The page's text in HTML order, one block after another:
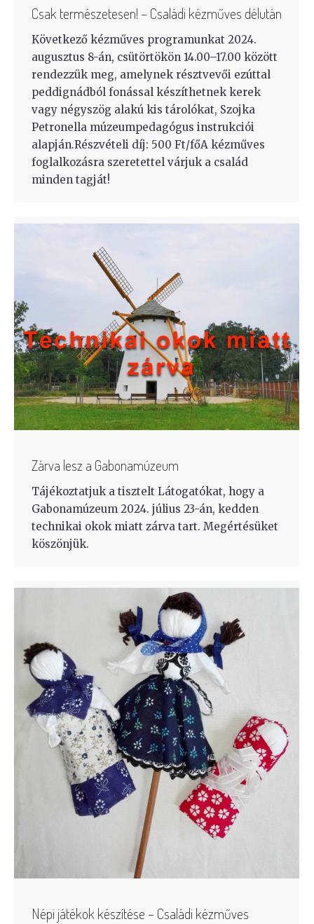
Csak természetesen! – Családi kézműves délután
Következő kézműves programunkat 2024.
augusztus 8-án, csütörtökön 14.00–17.00 között
rendezzük meg, amelynek résztvevői ezúttal
peddignádból fonással készíthetnek kerek
vagy négyszög alakú kis tárolókat, Szojka
Petronella múzeumpedagógus instrukciói
alapján.Részvételi díj: 500 Ft/főA kézműves
foglalkozásra szeretettel várjuk a család
minden tagját!
Zárva lesz a Gabonamúzeum
Tájékoztatjuk a tisztelt Látogatókat, hogy a
Gabonamúzeum 2024. július 23-án, kedden
technikai okok miatt zárva tart. Megértésüket
köszönjük.
Népi játékok készítése – Családi kézműves